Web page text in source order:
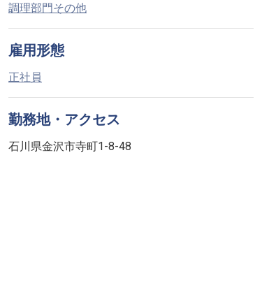
調理部門その他
雇用形態
正社員
勤務地・アクセス
石川県金沢市寺町1-8-48